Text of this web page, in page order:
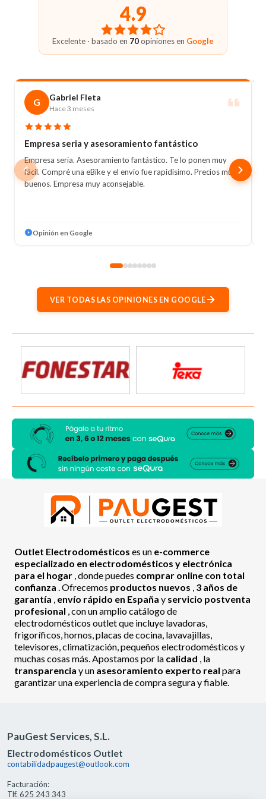
instalación de
calefacción profesional?
mejora la seguridad, el
rendimiento y la durabilidad
del sistema.
Compra online con
total confianza
Descubre equipos de
climatización y calefacción
soluciones eficientes,
para responder todas tus preguntas y ayudarte a
tomar la mejor decisión.
¡Somos tu mejor opción!
descubrir ofertas exclusivas.
Outlet Electrodomésticos: Tu opción confiable
para electrodomésticos nuevos, garantizados y
4.9
Excelente · basado en 70opiniones en Google
G Gabriel Fleta
Hace 3 meses
Empresa seria y asesoramiento fantástico
Empresa seria. Asesoramiento fantástico. Te lo ponen muy
fácil. Compré una eBike y el envío fue rapidísimo. Precios muy
buenos. Empresa muy aconsejable.
Opinión en Google
VER TODAS LAS OPINIONES EN GOOGLE
Outlet Electrodomésticos es un e-commerce
especializado en electrodomésticos y electrónica
para el hogar , donde puedes comprar online con total
confianza . Ofrecemos productos nuevos , 3 años de
garantía , envío rápido en España y servicio postventa
profesional , con un amplio catálogo de
electrodomésticos outlet que incluye lavadoras,
frigoríficos, hornos, placas de cocina, lavavajillas,
televisores, climatización, pequeños electrodomésticos y
muchas cosas más. Apostamos por la calidad , la
transparencia y un asesoramiento experto real para
garantizar una experiencia de compra segura y fiable.
PauGest Services, S.L.
Electrodomésticos Outlet
contabilidadpaugest@outlook.com
Facturación:
Tlf. 625 243 343